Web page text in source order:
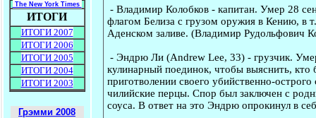
The New York Times
ИТОГИ
ИТОГИ 2007
ИТОГИ 2006
ИТОГИ 2005
ИТОГИ 2004
ИТОГИ 2003
Грэмми 2008
-Владимир Колобков - капитан. Умер 28
флагом Белиза с грузом оружия в Кению, в
Аденском заливе. (Владимир Рудольфович
-Эндрю Ли(Andrew Lee, 33) - грузчик.
кулинарный поединок, чтобы выяснить, кто
приготволении своего убийственно-
чилийские перцы. Спор был заключен с
соуса. В ответ на это Эндрю опрокинул в